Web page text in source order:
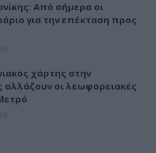
Από σήμερα οι
για την επέκταση προς
χάρτης στην
αλλάζουν οι λεωφορειακές